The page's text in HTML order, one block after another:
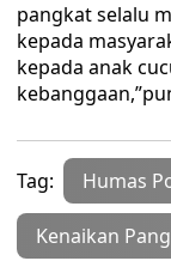
pangkat selalu
kepada
kepada anak
Tag: Humas
Kenaikan